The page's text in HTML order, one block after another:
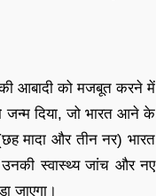
आबादी को मजबूत करने में
जन्म दिया, जो भारत आने के
मादा और तीन नर) भारत
उनकी स्वास्थ्य जांच और नए
जाएगा।